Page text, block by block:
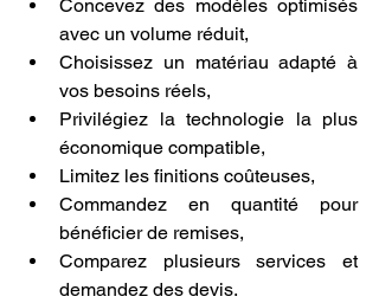
Concevez des modèles optimisés
avec un volume réduit,
Choisissez un matériau adapté à
vos besoins réels,
Privilégiez la technologie la plus
économique compatible,
Limitez les finitions coûteuses,
Commandez en quantité pour
bénéficier de remises,
Comparez plusieurs services et
demandez des devis.